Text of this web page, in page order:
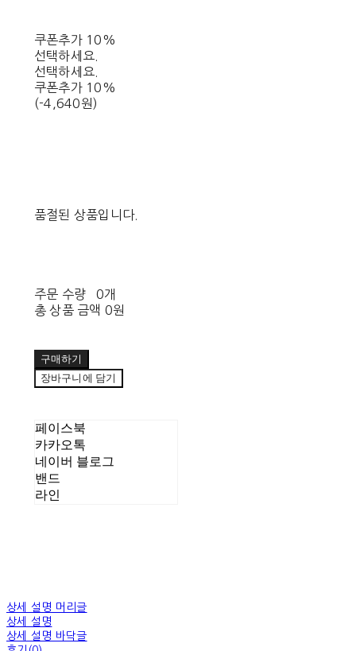
쿠폰추가 10%
선택하세요.
선택하세요.
쿠폰추가 10%
(-4,640원)
품절된 상품입니다.
주문 수량
0개
총 상품 금액 0원
구매하기
장바구니에 담기
페이스북
카카오톡
네이버 블로그
밴드
라인
상세 설명 머리글
상세 설명
상세 설명 바닥글